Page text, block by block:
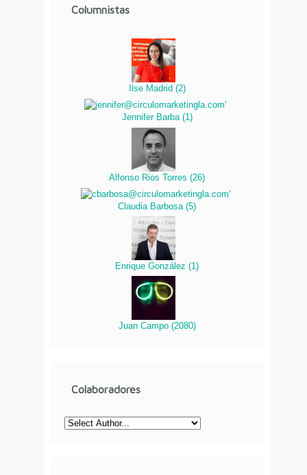
Columnistas
Ilse Madrid (2)
Jennifer Barba (1)
Alfonso Rios Torres (26)
Claudia Barbosa (5)
Enrique González (1 )
Juan Campo (2080)
Colaboradores